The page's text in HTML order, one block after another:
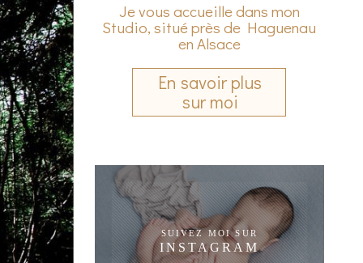
Je vous accueille dans mon
Studio, situé près de Haguenau
en Alsace
En savoir plus
sur moi
INSTAGRAM
SUIVEZ MOI SUR